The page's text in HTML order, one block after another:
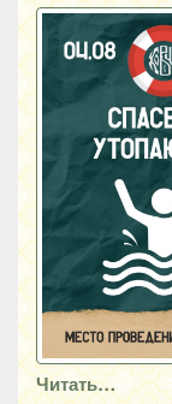
Читать…